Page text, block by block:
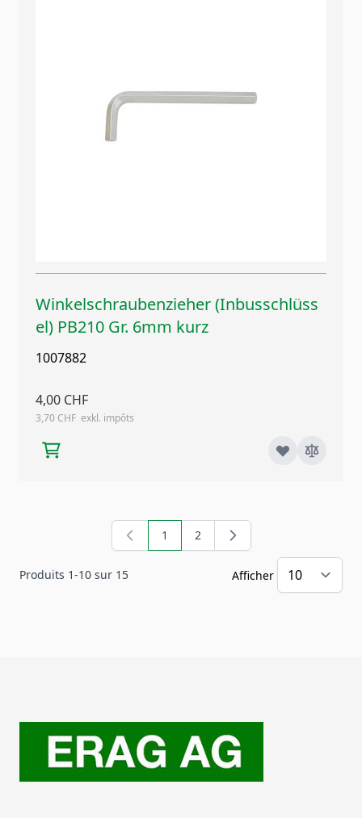
Winkelschraubenzieher (Inbusschlüss
el) PB210 Gr. 6mm kurz
1007882
4,00 CHF
3,70 CHF
Produits 1-10 sur 15
Vous lisez actuellement la page
1 Page
2
Afficher